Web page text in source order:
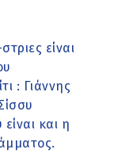
είναι
: Γιάννης
και η